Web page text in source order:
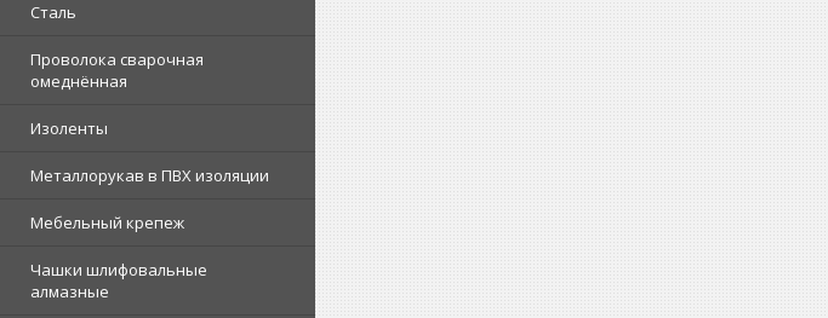
Сталь
Проволока сварочная
омеднённая
Изоленты
Металлорукав в ПВХ изоляции
Мебельный крепеж
Чашки шлифовальные
алмазные